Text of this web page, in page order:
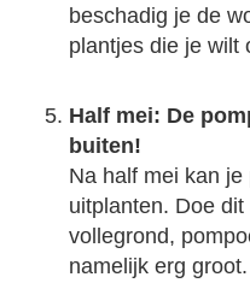
beschadig je de
plantjes die je wilt
Half mei: De
buiten!
Na half mei kan
uitplanten. Doe
vollegrond,
namelijk erg